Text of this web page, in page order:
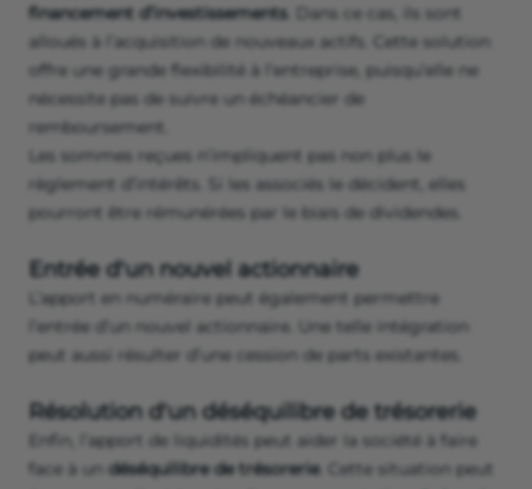
financement d’investissements. Dans ce cas, ils sont
alloués à l’acquisition de nouveaux actifs. Cette solution
offre une grande flexibilité à l’entreprise, puisqu’elle ne
nécessite pas de suivre un échéancier de
remboursement.
Les sommes reçues n’impliquent pas non plus le
règlement d’intérêts. Si les associés le décident, elles
pourront être rémunérées par le biais de dividendes.
Entrée d'un nouvel actionnaire
L’apport en numéraire peut également permettre
l’entrée d’un nouvel actionnaire. Une telle intégration
peut aussi résulter d’une cession de parts existantes.
Résolution d'un déséquilibre de trésorerie
Enfin, l’apport de liquidités peut aider la société à faire
face à un déséquilibre de trésorerie. Cette situation peut